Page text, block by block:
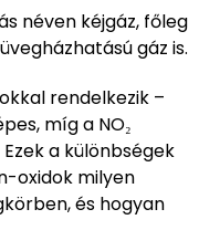
néven kéjgáz, főleg
gáz is.
rendelkezik –
míg a NO₂
a különbségek
oxidok milyen
és hogyan